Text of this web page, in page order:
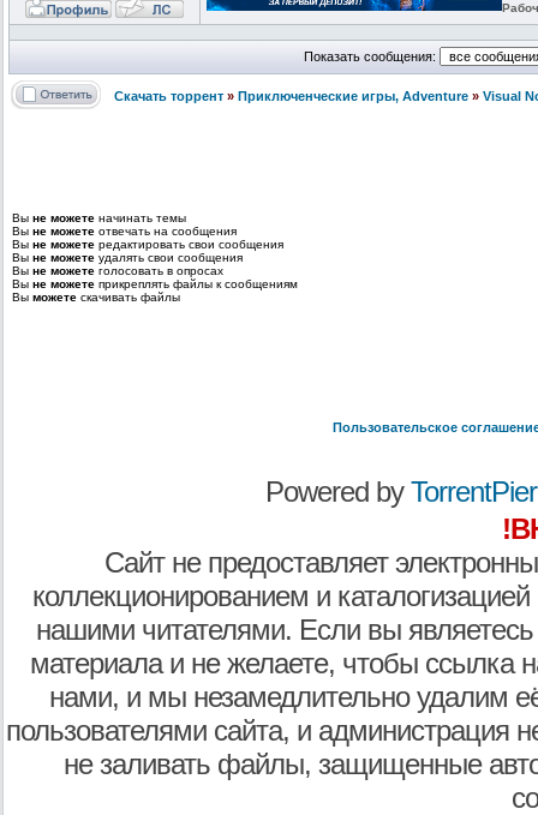
Показать сообщения:
Скачать торрент » Приключенческие игры, Adventure » Visual
Вы не можете начинать темы
Вы не можете отвечать на сообщения
Вы не можете редактировать свои сообщения
Вы не можете удалять свои сообщения
Вы не можете голосовать в опросах
Вы не можете прикреплять файлы к сообщениям
Вы можете скачивать файлы
Пользовательское
Powered by
Сайт не предоставляет
коллекционированием и
нашими читателями. Если вы являетесь
материала и не желаете, чтобы ссылка
нами, и мы незамедлительно удалим
пользователями сайта, и администрация
не заливать файлы, защищенные